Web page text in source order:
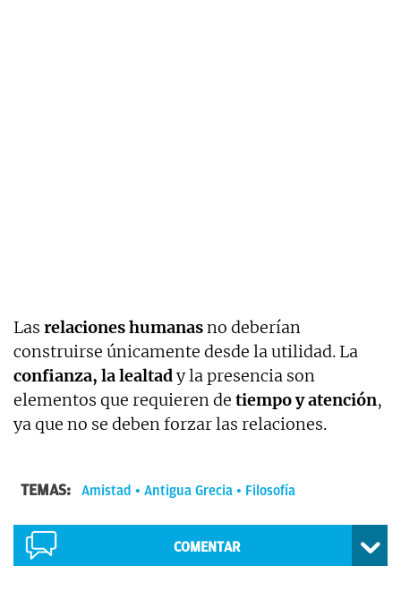
Las relaciones humanasno deberían
construirse únicamente desde la utilidad. La
confianza, la lealtady la presencia son
elementos que requieren de tiempo y atención,
ya que no se deben forzar las relaciones.
TEMAS: Amistad Antigua Grecia Filosofía
COMENTAR